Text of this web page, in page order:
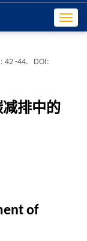
: 42 -44.
DOI:
排中的
of